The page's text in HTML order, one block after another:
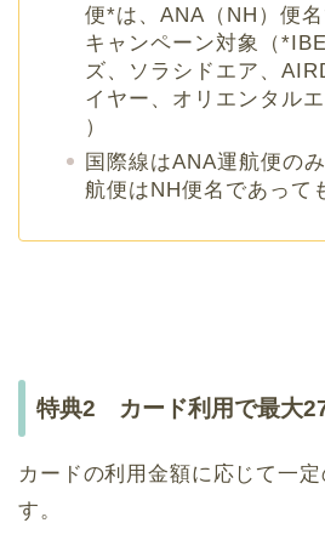
便*は、ANA（NH）便
キャンペーン対象（
ズ、ソラシドエア、
イヤー、オリエンタル
）
国際線はANA運航便の
航便はNH便名であって
特典2 カード利用で最大
カードの利用金額に応じて一
す。